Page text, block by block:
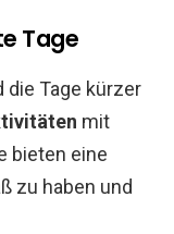
Tage
die Tage kürzer
mit
bieten eine
zu haben und